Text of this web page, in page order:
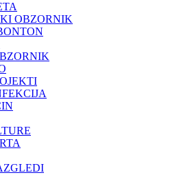
OBZORNIK